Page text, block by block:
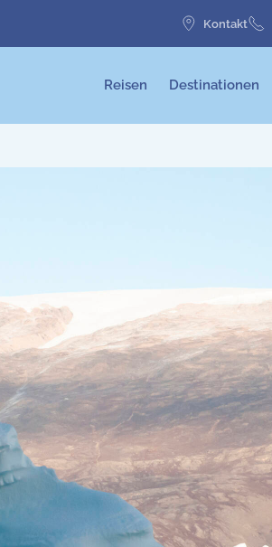
Kontakt
Reisen Destinationen